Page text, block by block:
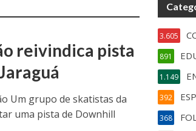
reivindica pista
Um grupo de skatistas da
uma pista de Downhill
3.605
891
1.149
392
368